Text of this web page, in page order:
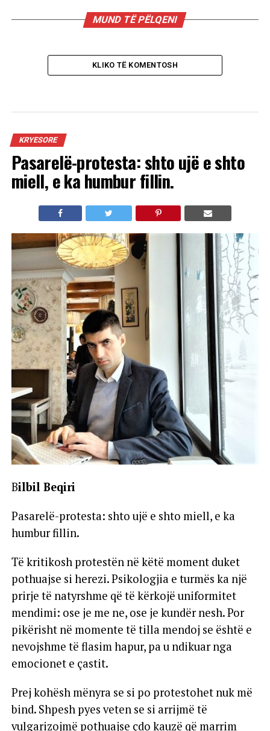
MUND TË PËLQENI
KLIKO TË KOMENTOSH
KRYESORE
Pasarelë-protesta: shto ujë e shto
miell, e ka humbur fillin.
Bilbil Beqiri
Pasarelë-protesta: shto ujë e shto miell, e ka
humbur fillin.
Të kritikosh protestën në këtë moment duket
pothuajse si herezi. Psikologjia e turmës ka një
prirje të natyrshme që të kërkojë uniformitet
mendimi: ose je me ne, ose je kundër nesh. Por
pikërisht në momente të tilla mendoj se është e
nevojshme të flasim hapur, pa u ndikuar nga
emocionet e çastit.
Prej kohësh mënyra se si po protestohet nuk më
bind. Shpesh pyes veten se si arrijmë të
vulgarizojmë pothuajse çdo kauzë që marrim